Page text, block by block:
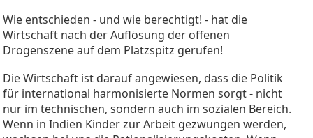
Wie entschieden - und wie berechtigt! - hat die
Wirtschaft nach der Auflösung der offenen
Drogenszene auf dem Platzspitz gerufen!
Die Wirtschaft ist darauf angewiesen, dass die Politik
für international harmonisierte Normen sorgt - nicht
nur im technischen, sondern auch im sozialen Bereich.
Wenn in Indien Kinder zur Arbeit gezwungen werden,